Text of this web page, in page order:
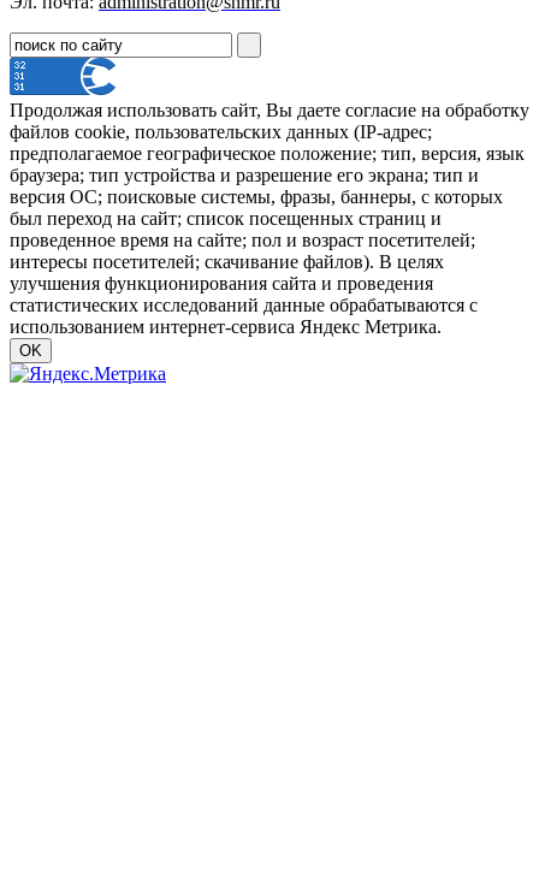
Продолжая использовать сайт, Вы даете согласие на обработку
файлов cookie, пользовательских данных (IP-адрес;
предполагаемое географическое положение; тип, версия, язык
браузера; тип устройства и разрешение его экрана; тип и
версия ОС; поисковые системы, фразы, баннеры, с которых
был переход на сайт; список посещенных страниц и
проведенное время на сайте; пол и возраст посетителей;
интересы посетителей; скачивание файлов). В целях
улучшения функционирования сайта и проведения
статистических исследований данные обрабатываются с
использованием интернет-сервиса Яндекс Метрика.
OK